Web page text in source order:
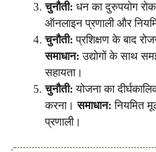
चुनौती: धन का दुरुपयोग
ऑनलाइन प्रणाली और
चुनौती: प्रशिक्षण के बाद
समाधान: उद्योगों के साथ
सहायता।
चुनौती: योजना का
करना।समाधान: नियमित
प्रणाली।